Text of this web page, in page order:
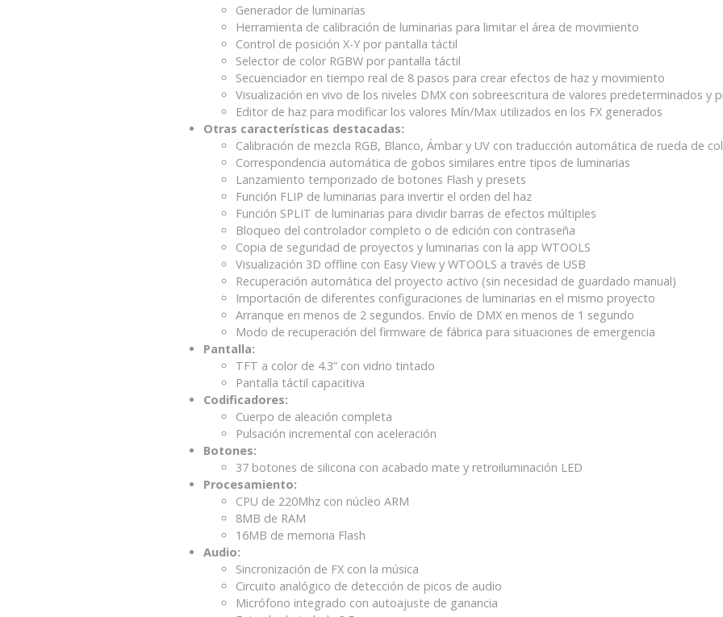
Generador de luminarias
Herramienta de calibración de luminarias para limitar el área de movimiento
Control de posición X-Y por pantalla táctil
Selector de color RGBW por pantalla táctil
Secuenciador en tiempo real de 8 pasos para crear efectos de haz y movimiento
Visualización en vivo de los niveles DMX con sobreescritura de valores predeterminados y
Editor de haz para modificar los valores Mín/Max utilizados en los FX generados
Otras características destacadas:
Calibración de mezcla RGB, Blanco, Ámbar y UV con traducción automática de rueda de
Correspondencia automática de gobos similares entre tipos de luminarias
Lanzamiento temporizado de botones Flash y presets
Función FLIP de luminarias para invertir el orden del haz
Función SPLIT de luminarias para dividir barras de efectos múltiples
Bloqueo del controlador completo o de edición con contraseña
Copia de seguridad de proyectos y luminarias con la app WTOOLS
Visualización 3D offline con Easy View y WTOOLS a través de USB
Recuperación automática del proyecto activo (sin necesidad de guardado manual)
Importación de diferentes configuraciones de luminarias en el mismo proyecto
Arranque en menos de 2 segundos. Envío de DMX en menos de 1 segundo
Modo de recuperación del firmware de fábrica para situaciones de emergencia
Pantalla:
TFT a color de 4.3” con vidrio tintado
Pantalla táctil capacitiva
Codificadores:
Cuerpo de aleación completa
Pulsación incremental con aceleración
Botones:
37 botones de silicona con acabado mate y retroiluminación LED
Procesamiento:
CPU de 220Mhz con núcleo ARM
8MB de RAM
16MB de memoria Flash
Audio:
Sincronización de FX con la música
Circuito analógico de detección de picos de audio
Micrófono integrado con autoajuste de ganancia